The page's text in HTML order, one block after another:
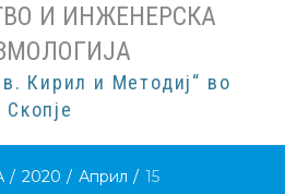
И ИНЖЕНЕРСКА
Кирил и Методиј“ во
Скопје
/ 2020 / Април / 15